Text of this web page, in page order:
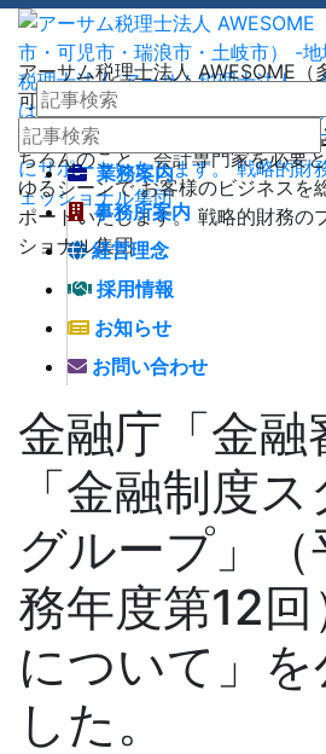
アーサム税理士法人 AWESOME（
可児市・瑞浪市・土岐市） -地域
士法人 アーサム税理士法人 – 会計
ちろんのこと、会計専門家を必要
ゆるシーンで お客様のビジネスを
ポートいたします。 戦略的財務の
ショナル集団
業務案内
事務所案内
経営理念
採用情報
お知らせ
お問い合わせ
金融庁「金融
「金融制度ス
グループ」
務年度第12
について」を
した。